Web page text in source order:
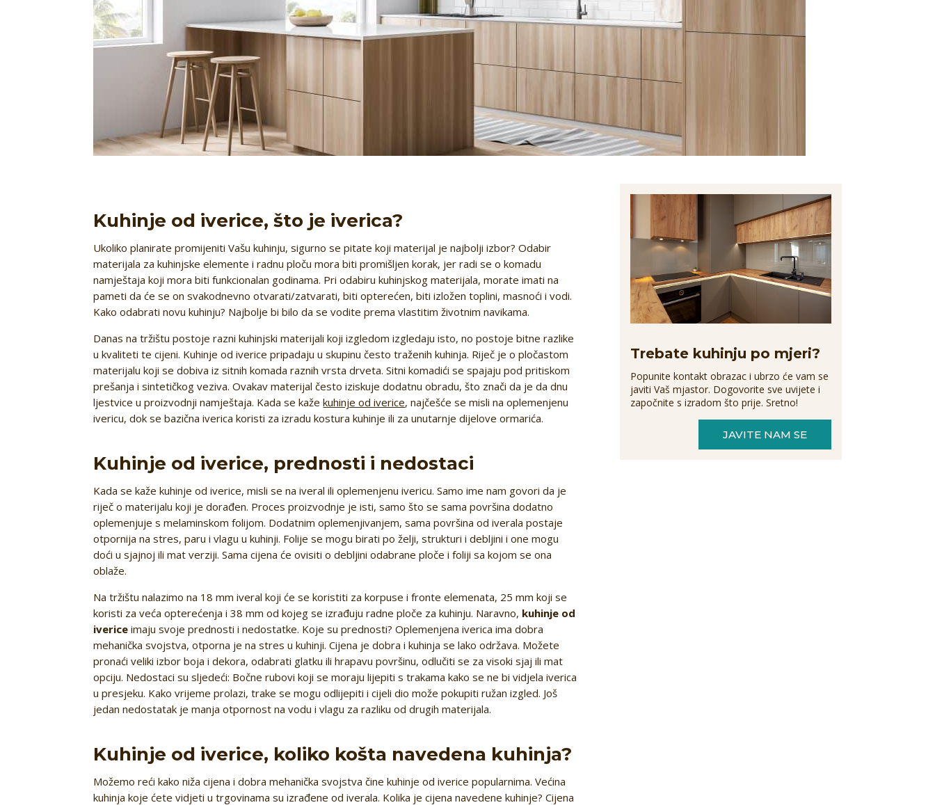
Kuhinje od iverice, što je iverica?
Ukoliko planirate promijeniti Vašu kuhinju, sigurno se pitate koji materijal je najbolji izbor? Odabir
materijala za kuhinjske elemente i radnu ploču mora biti promišljen korak, jer radi se o komadu
namještaja koji mora biti funkcionalan godinama. Pri odabiru kuhinjskog materijala, morate imati na
pameti da će se on svakodnevno otvarati/zatvarati, biti opterećen, biti izložen toplini, masnoći i vodi.
Kako odabrati novu kuhinju? Najbolje bi bilo da se vodite prema vlastitim životnim navikama.
Danas na tržištu postoje razni kuhinjski materijali koji izgledom izgledaju isto, no postoje bitne razlike
u kvaliteti te cijeni. Kuhinje od iverice pripadaju u skupinu često traženih kuhinja. Riječ je o pločastom
materijalu koji se dobiva iz sitnih komada raznih vrsta drveta. Sitni komadići se spajaju pod pritiskom
prešanja i sintetičkog veziva. Ovakav materijal često iziskuje dodatnu obradu, što znači da je da dnu
ljestvice u proizvodnji namještaja. Kada se kažekuhinje od iverice, najčešće se misli na oplemenjenu
ivericu, dok se bazična iverica koristi za izradu kostura kuhinje ili za unutarnje dijelove ormarića.
Kuhinje od iverice, prednosti i nedostaci
Kada se kaže kuhinje od iverice, misli se na iveral ili oplemenjenu ivericu. Samo ime nam govori da je
riječ o materijalu koji je dorađen. Proces proizvodnje je isti, samo što se sama površina dodatno
oplemenjuje s melaminskom folijom. Dodatnim oplemenjivanjem, sama površina od iverala postaje
otpornija na stres, paru i vlagu u kuhinji. Folije se mogu birati po želji, strukturi i debljini i one mogu
doći u sjajnoj ili mat verziji. Sama cijena će ovisiti o debljini odabrane ploče i foliji sa kojom se ona
oblaže.
Na tržištu nalazimo na 18 mm iveral koji će se koristiti za korpuse i fronte elemenata, 25 mm koji se
koristi za veća opterećenja i 38 mm od kojeg se izrađuju radne ploče za kuhinju. Naravno, kuhinje od
iverice imaju svoje prednosti i nedostatke. Koje su prednosti? Oplemenjena iverica ima dobra
mehanička svojstva, otporna je na stres u kuhinji. Cijena je dobra i kuhinja se lako održava. Možete
pronaći veliki izbor boja i dekora, odabrati glatku ili hrapavu površinu, odlučiti se za visoki sjaj ili mat
opciju. Nedostaci su sljedeći: Bočne rubovi koji se moraju lijepiti s trakama kako se ne bi vidjela iverica
u presjeku. Kako vrijeme prolazi, trake se mogu odlijepiti i cijeli dio može pokupiti ružan izgled. Još
jedan nedostatak je manja otpornost na vodu i vlagu za razliku od drugih materijala.
Kuhinje od iverice, koliko košta navedena kuhinja?
Možemo reći kako niža cijena i dobra mehanička svojstva čine kuhinje od iverice popularnima. Većina
kuhinja koje ćete vidjeti u trgovinama su izrađene od iverala. Kolika je cijena navedene kuhinje? Cijena
Trebate kuhinju po mjeri?
Popunite kontakt obrazac i ubrzo će vam se
javiti Vaš mjastor. Dogovorite sve uvijete i
započnite s izradom što prije. Sretno!
JAVITE NAM SE